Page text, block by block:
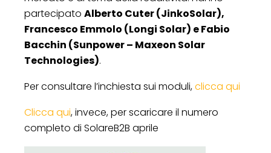
partecipato Alberto Cuter (JinkoSolar),
Francesco Emmolo (Longi Solar) e Fabio
Bacchin (Sunpower – Maxeon Solar
Technologies).
Per consultare l’inchiesta sui moduli,clicca qui
Clicca qui, invece, per scaricare il numero
completo di SolareB2B aprile